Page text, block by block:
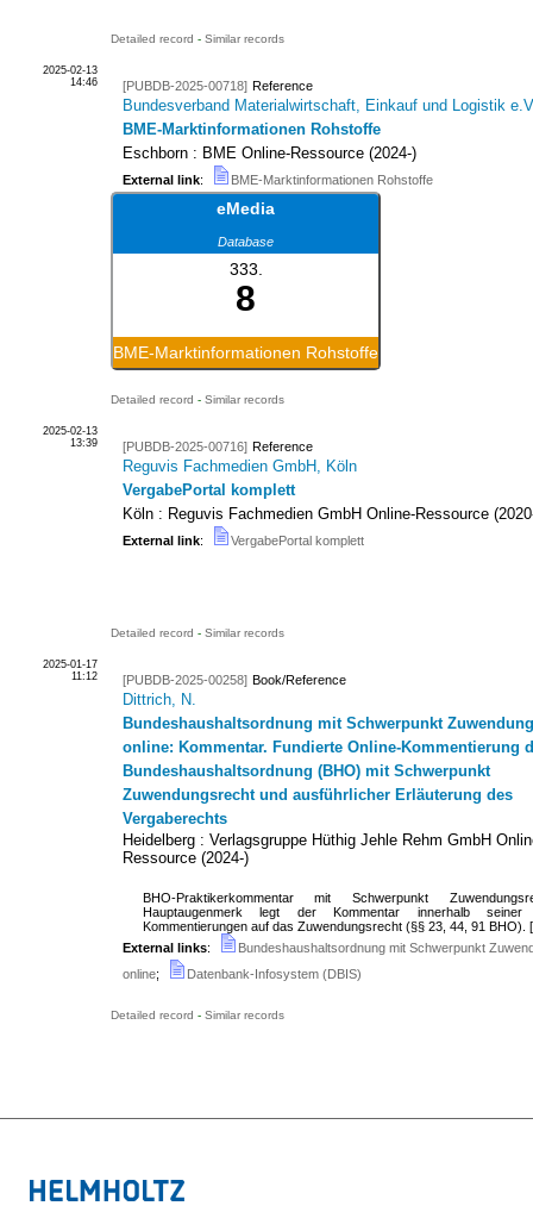
Detailed record - Similar records
2025-02-13
14:46
[PUBDB-2025-00718] Reference
Bundesverband Materialwirtschaft, Einkauf und Logistik
BME-Marktinformationen Rohstoffe
Eschborn : BME Online-Ressource (2024-)
External link: BME-Marktinformationen Rohstoffe
eMedia
Database
333.
8
BME-Marktinformationen Rohstoffe
Detailed record - Similar records
2025-02-13
13:39
[PUBDB-2025-00716] Reference
Reguvis Fachmedien GmbH, Köln
VergabePortal komplett
Köln : Reguvis Fachmedien GmbH Online-Ressource (
External link: VergabePortal komplett
Detailed record - Similar records
2025-01-17
11:12
[PUBDB-2025-00258] Book/Reference
Dittrich, N.
Bundeshaushaltsordnung mit Schwerpunkt
online: Kommentar. Fundierte Online-Kommentierung
Bundeshaushaltsordnung (BHO) mit Schwerpunkt
Zuwendungsrecht und ausführlicher Erläuterung des
Vergaberechts
Heidelberg : Verlagsgruppe Hüthig Jehle Rehm GmbH
Ressource (2024-)
BHO-Praktikerkommentar mit Schwerpunkt
Hauptaugenmerk legt der Kommentar innerhalb seiner
Kommentierungen auf das Zuwendungsrecht (§§ 23, 44, 91 BHO).
External links:
Bundeshaushaltsordnung mit Schwerpunkt
online; Datenbank-Infosystem (DBIS)
Detailed record - Similar records